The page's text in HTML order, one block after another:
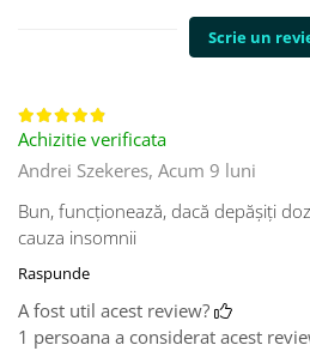
Scrie un
Achizitie verificata
Andrei Szekeres, Acum 9 luni
Bun, funcționează, dacă depășiți
cauza insomnii
Raspunde
A fost util acest review?
1 persoana a considerat acest